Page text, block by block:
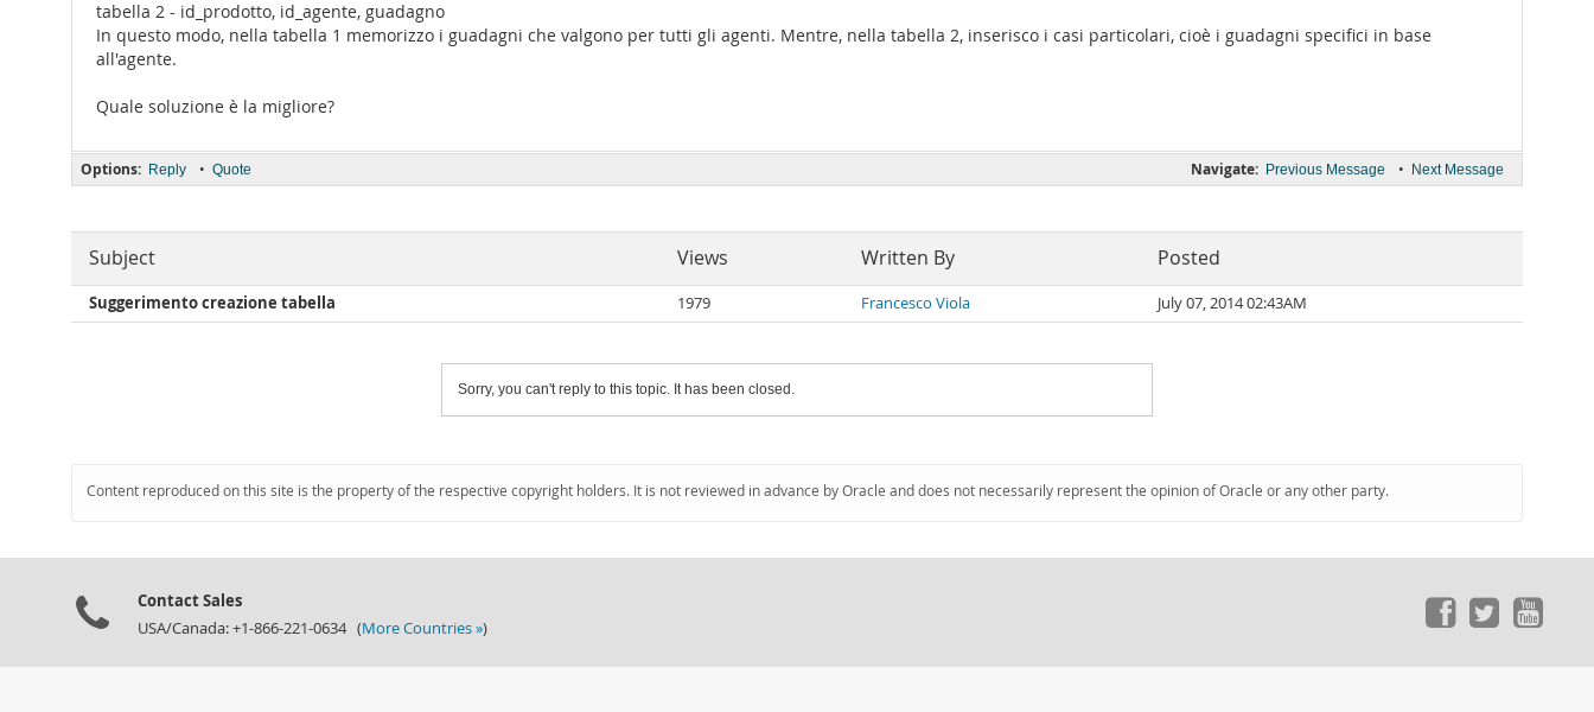
tabella 2 - id_prodotto, id_agente, guadagno
In questo modo, nella tabella 1 memorizzo i guadagni che valgono per tutti gli agenti. Mentre, nella tabella 2, inserisco i casi particolari, cioè i guadagni specifici in base
all'agente.
Quale soluzione è la migliore?
Navigate: Previous Message • Next Message
Options: Reply • Quote
Subject Views Written By Posted
Suggerimento creazione tabella 1979 Francesco Viola July 07, 2014 02:43AM
Sorry, you can't reply to this topic. It has been closed.
Content reproduced on this site is the property of the respective copyright holders. It is not reviewed in advance by Oracle and does not necessarily represent the opinion of Oracle or any other party.
Contact Sales
USA/Canada: +1-866-221-0634 (More Countries »)